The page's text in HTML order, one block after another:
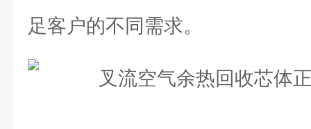
足客户的不同需求。